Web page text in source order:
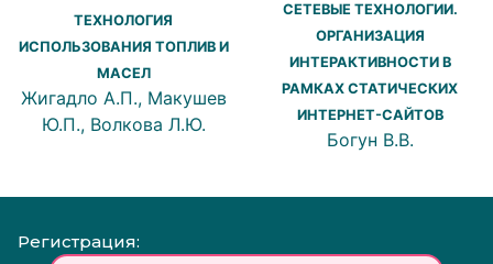
ТЕХНОЛОГИЯ
ИСПОЛЬЗОВАНИЯ ТОПЛИВ И
МАСЕЛ
Жигадло А.П., Макушев
Ю.П., Волкова Л.Ю.
СЕТЕВЫЕ ТЕХНОЛОГИИ.
ОРГАНИЗАЦИЯ
ИНТЕРАКТИВНОСТИ В
РАМКАХ СТАТИЧЕСКИХ
ИНТЕРНЕТ-САЙТОВ
Богун В.В.
Регистрация: